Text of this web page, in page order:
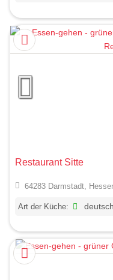
Restaurant Sitte
64283 Darmstadt,
Art der Küche: deutsch